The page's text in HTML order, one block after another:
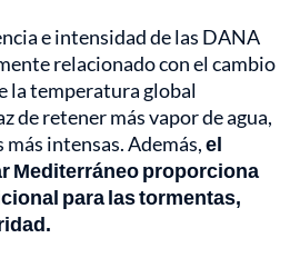
e intensidad de las DANA
relacionado con el cambio
la temperatura global
de retener más vapor de agua,
intensas. Además,el
Mediterráneo proporciona
para las tormentas,